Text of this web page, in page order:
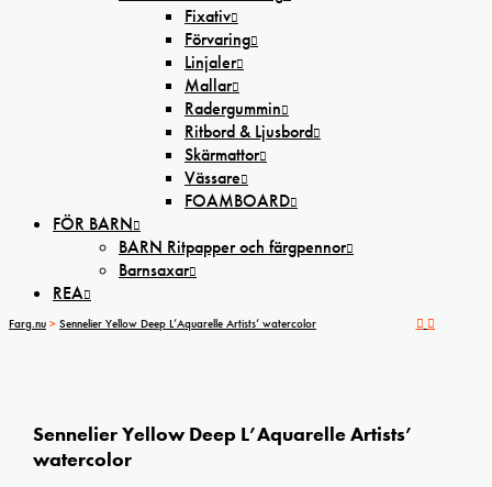
Fixativ
Förvaring
Linjaler
Mallar
Radergummin
Ritbord & Ljusbord
Skärmattor
Vässare
FOAMBOARD
FÖR BARN
BARN Ritpapper och färgpennor
Barnsaxar
REA
Farg.nu > Sennelier Yellow Deep L’Aquarelle Artists’ watercolor
Sennelier Yellow Deep L’Aquarelle Artists’
watercolor